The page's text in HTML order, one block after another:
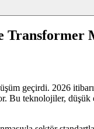
geçirdi. 2026
Bu teknolojiler,